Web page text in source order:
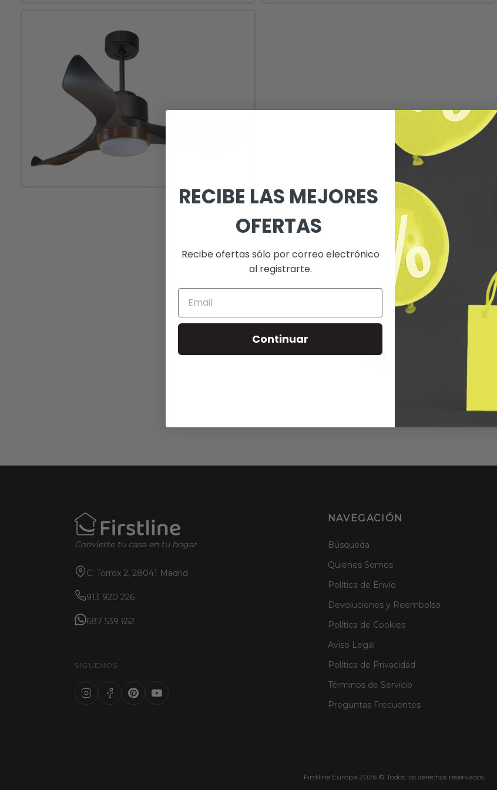
Convierte tu casa en tu hogar
C. Torrox 2, 28041 Madrid
913 920 226
687 539 652
SÍGUENOS
NAVEGACIÓN
Búsqueda
Quienes Somos
Política de Envío
Devoluciones y Reembolso
Política de Cookies
Aviso Legal
Política de Privacidad
Términos de Servicio
Preguntas Frecuentes
Firstline Europa 2026 © Todos los derechos reservados.
RECIBE LAS MEJORES
OFERTAS
Recibe ofertas sólo por correo electrónico
al registrarte.
Continuar